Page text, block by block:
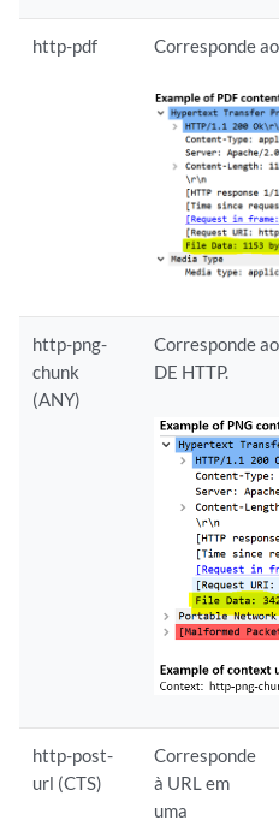
http-pdf Corresponde
http-png-
chunk
(ANY)
Corresponde
DE HTTP.
http-post-
url (CTS)
Corresponde
à URL em
uma